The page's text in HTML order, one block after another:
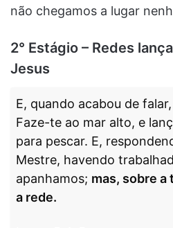
não chegamos a lugar
2° Estágio – Redes
Jesus
E, quando acabou de
Faze-te ao mar alto, e
para pescar. E,
Mestre, havendo
apanhamos; mas, sobre a
a rede.